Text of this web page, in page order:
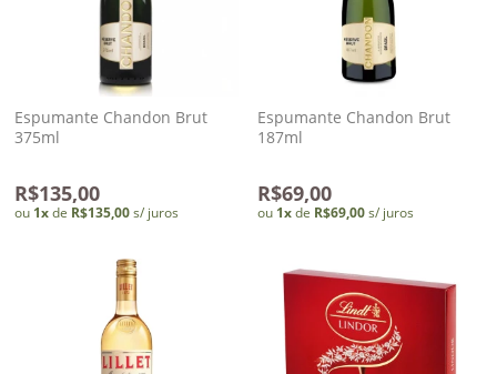
Espumante Chandon Brut
375ml
R$135,00
ou 1xde R$135,00s/ juros
Espumante Chandon Brut
187ml
R$69,00
ou 1xde R$69,00s/ juros